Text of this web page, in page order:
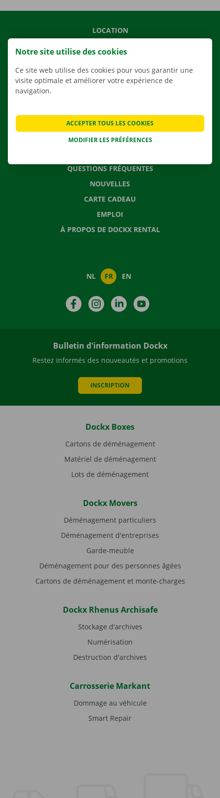
LOCATION
AGENCES
QUESTIONS FRÉQUENTES
NOUVELLES
CARTE CADEAU
EMPLOI
À PROPOS DE DOCKX RENTAL
NL FR EN
FacebookInstagramLinkedIn
Bulletin d'information Dockx
Restez informés des nouveautés et promotions
INSCRIPTION
Dockx Boxes
Cartons de déménagement
Matériel de déménagement
Lots de déménagement
Dockx Movers
Déménagement particuliers
Déménagement d'entreprises
Garde-meuble
Déménagement pour des personnes âgées
Cartons de déménagement et monte-charges
Dockx Rhenus Archisafe
Stockage d'archives
Numérisation
Destruction d'archives
Carrosserie Markant
Dommage au véhicule
Smart Repair
Notre site utilise des cookies
Ce site web utilise des cookies pour vous garantir une
visite optimale et améliorer votre expérience de
navigation.
MODIFIER LES PRÉFÉRENCES
ACCEPTER TOUS LES COOKIES